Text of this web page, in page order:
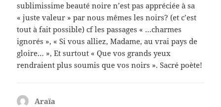
sublimissime beauté noire n’est pas appréciée à sa
« juste valeur » par nous mêmes les noirs? (et c’est
tout à fait possible) cf les passages « …charmes
ignorés », « Si vous alliez, Madame, au vrai pays de
gloire… », Et surtout « Que vos grands yeux
rendraient plus soumis que vos noirs ». Sacré poète!
Araïa